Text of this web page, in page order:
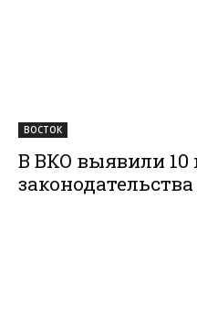
ВОСТОК
В ВКО выявили